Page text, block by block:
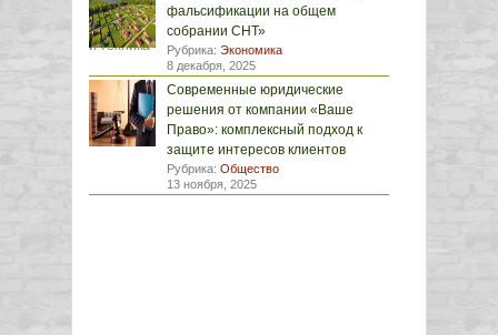
фальсификации на общем
собрании СНТ»
Рубрика: Экономика
8 декабря, 2025
Современные юридические
решения от компании «Ваше
Право»: комплексный подход к
защите интересов клиентов
Рубрика: Общество
13 ноября, 2025